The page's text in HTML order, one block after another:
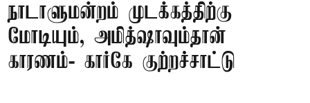
நாடாளுமன்றம் முடக்கத்திற்கு
மோடியும், அமித்ஷாவும்தான்
காரணம்- கார்கே குற்றச்சாட்டு